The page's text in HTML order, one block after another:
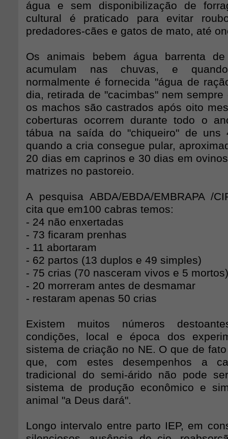
água e sem disponibilização de
cultural é praticado para evitar
predadores-cães e gatos de mato, até
Os animais bebem água barrenta
acumulam nas chuvas, e
normalmente é fornecida "água de
dia, retirada de "cacimbas" nem
os machos são castrados após oito
coberturas ocorrem durante todo o
tábua na saída do "chiqueiro" de uns
quando a cria consegue pular,
20 dias em caprinos e 30 dias em
matrizes no pastoreio.
A pesquisa ABDA/EBDA/EMBRAPA /
cita que em100 cabras temos:
- 24 não enxertadas
- 73 ficaram prenhas
- 11 abortaram
- 62 partos (13 duplos e 49 simples)
- 75 crias (70 nasceram vivos e 5 mortos)
- 20 morreram antes de desmamar
- restaram apenas 50 crias
Existem muitos números
condições, local e época dos
sistema de criação no NE. O que de
que, com estes desempenhos a
tradicional do semi-árido não pode
sistema de produção econômico e
animal "a Deus dará".
Longo intervalo entre parto IEP, em